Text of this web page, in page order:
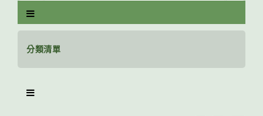
分類清單